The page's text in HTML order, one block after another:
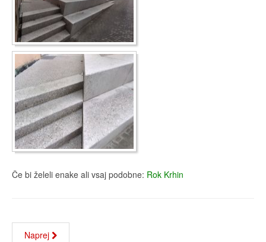
Če bi želeli enake ali vsaj podobne: Rok Krhin
Naprej